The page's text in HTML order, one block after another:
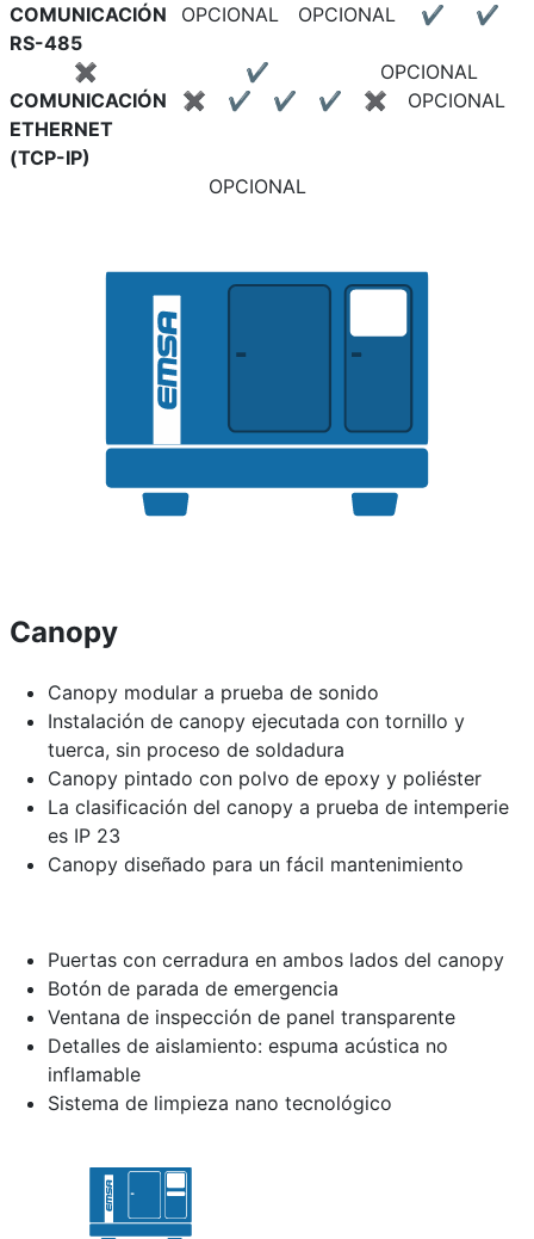
COMUNICACIÓN
RS-485
OPCIONAL OPCIONAL ✔ ✔
✖ ✔
OPCIONAL
COMUNICACIÓN
ETHERNET
(TCP-IP)
✖ ✔ ✔ ✔ ✖ OPCIONAL
OPCIONAL
Canopy
Canopy modular a prueba de sonido
Instalación de canopy ejecutada con tornillo y
tuerca, sin proceso de soldadura
Canopy pintado con polvo de epoxy y poliéster
La clasificación del canopy a prueba de intemperie
es IP 23
Canopy diseñado para un fácil mantenimiento
Puertas con cerradura en ambos lados del canopy
Botón de parada de emergencia
Ventana de inspección de panel transparente
Detalles de aislamiento: espuma acústica no
inflamable
Sistema de limpieza nano tecnológico